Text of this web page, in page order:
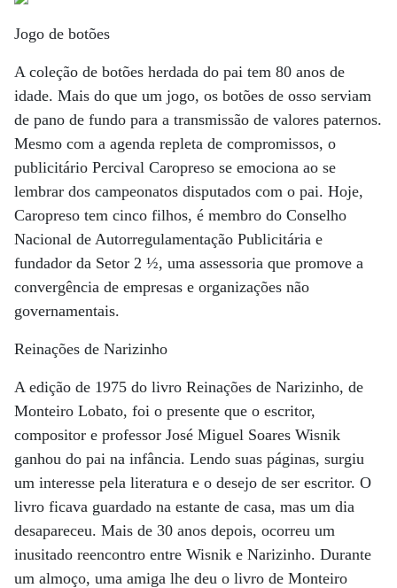
Jogo de botões
A coleção de botões herdada do pai tem 80 anos de
idade. Mais do que um jogo, os botões de osso serviam
de pano de fundo para a transmissão de valores paternos.
Mesmo com a agenda repleta de compromissos, o
publicitário Percival Caropreso se emociona ao se
lembrar dos campeonatos disputados com o pai. Hoje,
Caropreso tem cinco filhos, é membro do Conselho
Nacional de Autorregulamentação Publicitária e
fundador da Setor 2 ½, uma assessoria que promove a
convergência de empresas e organizações não
governamentais.
Reinações de Narizinho
A edição de 1975 do livro Reinações de Narizinho, de
Monteiro Lobato, foi o presente que o escritor,
compositor e professor José Miguel Soares Wisnik
ganhou do pai na infância. Lendo suas páginas, surgiu
um interesse pela literatura e o desejo de ser escritor. O
livro ficava guardado na estante de casa, mas um dia
desapareceu. Mais de 30 anos depois, ocorreu um
inusitado reencontro entre Wisnik e Narizinho. Durante
um almoço, uma amiga lhe deu o livro de Monteiro